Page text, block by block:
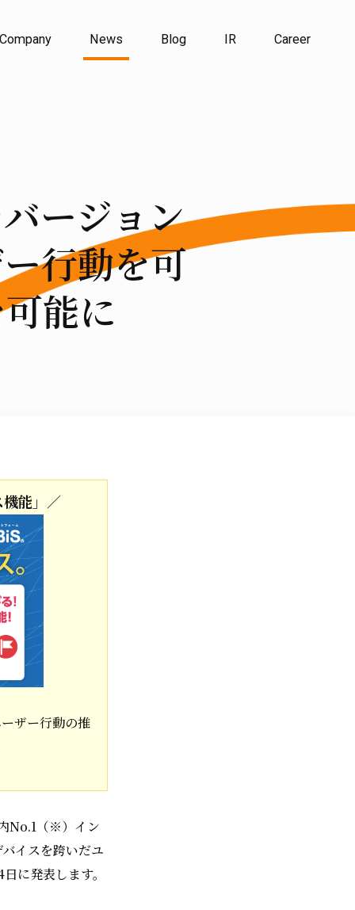
Company News Blog IR Career
ージョン
行動を可
能に
能」／
ザー行動の推
No.1（※）イン
イスを跨いだユ
に発表します。